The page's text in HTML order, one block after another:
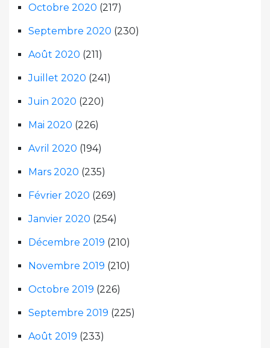
Octobre 2020 (217)
Septembre 2020 (230)
Août 2020 (211)
Juillet 2020 (241)
Juin 2020 (220)
Mai 2020 (226)
Avril 2020 (194)
Mars 2020 (235)
Février 2020 (269)
Janvier 2020 (254)
Décembre 2019 (210)
Novembre 2019 (210)
Octobre 2019 (226)
Septembre 2019 (225)
Août 2019 (233)